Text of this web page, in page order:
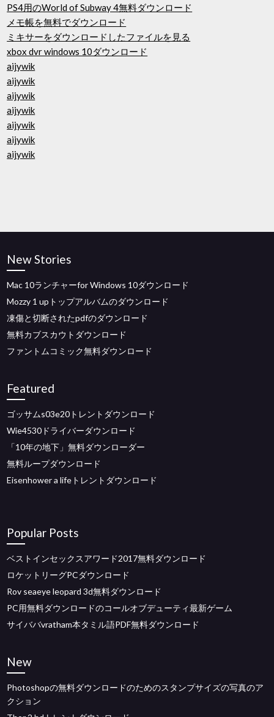
PS4用のWorld of Subway 4無料ダウンロード
メモ帳を無料でダウンロード
ミキサーをダウンロードしたファイルを見る
xbox dvr windows 10ダウンロード
aijywik
aijywik
aijywik
aijywik
aijywik
aijywik
aijywik
New Stories
Mac 10ランチャーfor Windows 10ダウンロード
Mozzy 1 upトップアルバムのダウンロード
凍傷と切断されたpdfのダウンロード
無料カブスカウトダウンロード
ファントムコミック無料ダウンロード
Featured
ゴッサムs03e20トレントダウンロード
Wie4530ドライバーダウンロード
「10年の地下」無料ダウンローダー
無料ループダウンロード
Eisenhower a lifeトレントダウンロード
Popular Posts
ベストインセックスアワード2017無料ダウンロード
ロケットリーグPCダウンロード
Rov seaeye leopard 3d無料ダウンロード
PC用無料ダウンロードのコールオブデューティ最新ゲーム
サイババvratham本タミル語PDF無料ダウンロード
New
Photoshopの無料ダウンロードのためのスタンプサイズの写真のア
クション